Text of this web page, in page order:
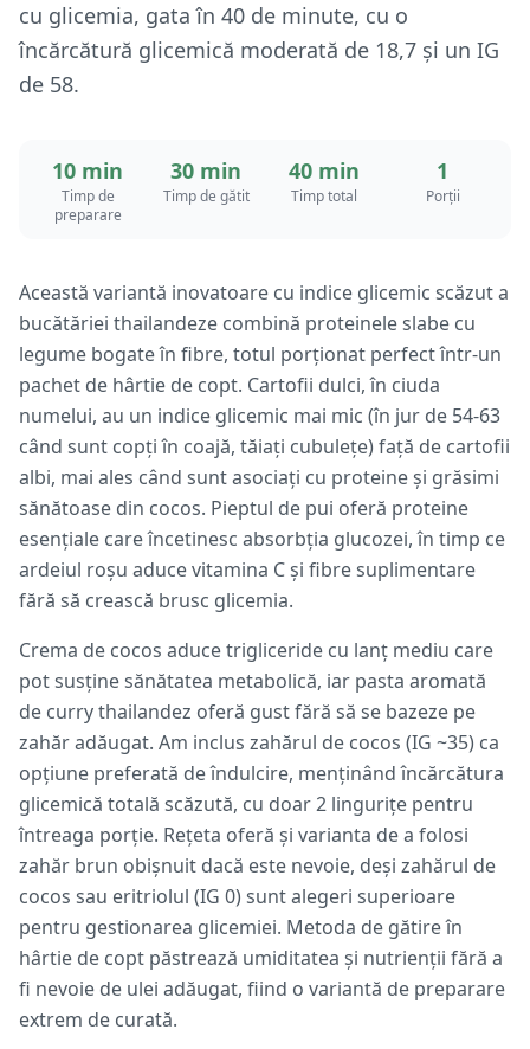
cu glicemia, gata în 40 de minute, cu o
încărcătură glicemică moderată de 18,7 și un IG
de 58.
10 min
Timp de
preparare
30 min
Timp de gătit
40 min
Timp total
1
Porții
Această variantă inovatoare cu indice glicemic scăzut a
bucătăriei thailandeze combină proteinele slabe cu
legume bogate în fibre, totul porționat perfect într-un
pachet de hârtie de copt. Cartofii dulci, în ciuda
numelui, au un indice glicemic mai mic (în jur de 54-63
când sunt copți în coajă, tăiați cubulețe) față de cartofii
albi, mai ales când sunt asociați cu proteine și grăsimi
sănătoase din cocos. Pieptul de pui oferă proteine
esențiale care încetinesc absorbția glucozei, în timp ce
ardeiul roșu aduce vitamina C și fibre suplimentare
fără să crească brusc glicemia.
Crema de cocos aduce trigliceride cu lanț mediu care
pot susține sănătatea metabolică, iar pasta aromată
de curry thailandez oferă gust fără să se bazeze pe
zahăr adăugat. Am inclus zahărul de cocos (IG ~35) ca
opțiune preferată de îndulcire, menținând încărcătura
glicemică totală scăzută, cu doar 2 lingurițe pentru
întreaga porție. Rețeta oferă și varianta de a folosi
zahăr brun obișnuit dacă este nevoie, deși zahărul de
cocos sau eritriolul (IG 0) sunt alegeri superioare
pentru gestionarea glicemiei. Metoda de gătire în
hârtie de copt păstrează umiditatea și nutrienții fără a
fi nevoie de ulei adăugat, fiind o variantă de preparare
extrem de curată.